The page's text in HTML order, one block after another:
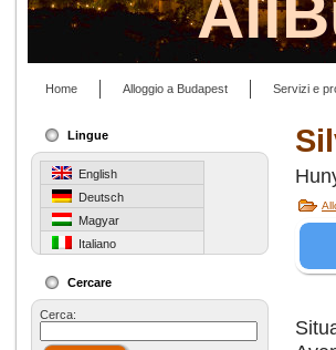
Home Alloggio a Budapest Servizi e
Lingue
English
Deutsch
Magyar
Italiano
Cercare
Cerca: